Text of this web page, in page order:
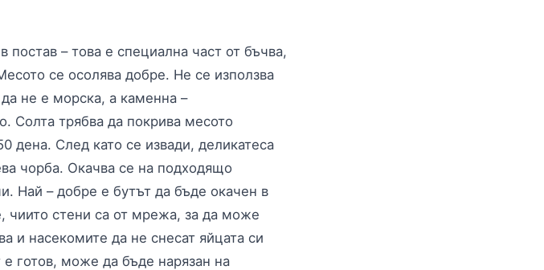
постав – това е специална част от бъчва,
се осолява добре. Не се използва
не е морска, а каменна –
Солта трябва да покрива месото
дена. След като се извади, деликатеса
чорба. Окачва се на подходящо
Най – добре е бутът да бъде окачен в
чиито стени са от мрежа, за да може
и насекомите да не снесат яйцата си
готов, може да бъде нарязан на